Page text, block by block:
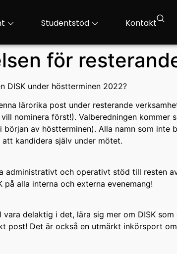
Studentstöd Kontakt
för
DISK under höstterminen 2022?
lärorika post under resterande
nominera först!). Valberedningen kommer
av höstterminen). Alla namn som inte
kandidera själv under mötet.
administrativt och operativt stöd till resten
alla interna och externa evenemang!
delaktig i det, lära sig mer om DISK
post! Det är också en utmärkt inkörsport